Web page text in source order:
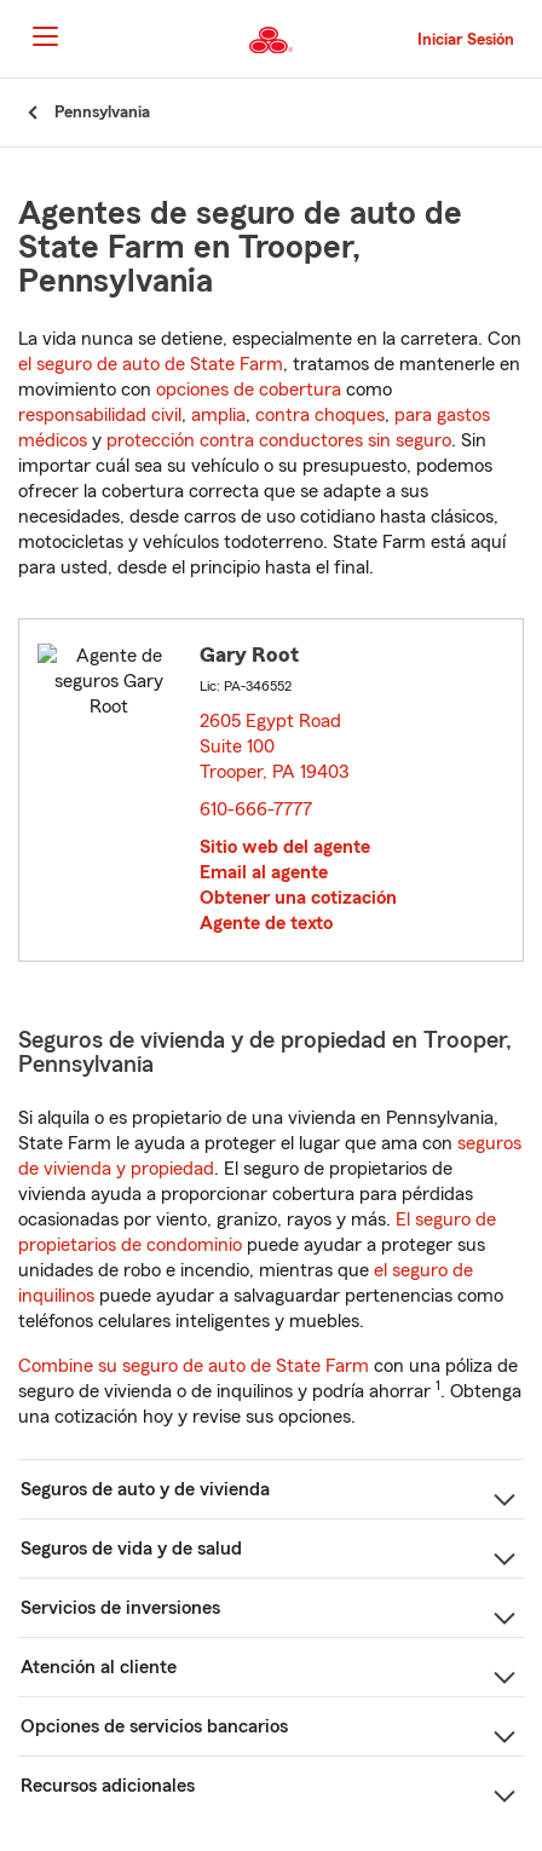
al
contenido
principal
Iniciar Sesión
Pennsylvania
Agentes de seguro de auto de
State Farm en Trooper,
Pennsylvania
La vida nunca se detiene, especialmente en la carretera. Con
el seguro de auto de State Farm, tratamos de mantenerle en
movimiento con opciones de cobertura como
responsabilidad civil , amplia, contra choques, para gastos
médicos y protección contra conductores sin seguro. Sin
importar cuál sea su vehículo o su presupuesto, podemos
ofrecer la cobertura correcta que se adapte a sus
necesidades, desde carros de uso cotidiano hasta clásicos,
motocicletas y vehículos todoterreno. State Farm está aquí
para usted, desde el principio hasta el final.
Gary Root
Lic: PA-346552
2605 Egypt Road
Suite 100
Trooper, PA 19403
610-666-7777
Sitio web del agente
Email al agente
Obtener una cotización
Agente de texto
Seguros de vivienda y de propiedad en Trooper,
Pennsylvania
Si alquila o es propietario de una vivienda en Pennsylvania,
State Farm le ayuda a proteger el lugar que ama con seguros
de vivienda y propiedad. El seguro de propietarios de
vivienda ayuda a proporcionar cobertura para pérdidas
ocasionadas por viento, granizo, rayos y más. El seguro de
propietarios de condominio puede ayudar a proteger sus
unidades de robo e incendio, mientras que el seguro de
inquilinos puede ayudar a salvaguardar pertenencias como
teléfonos celulares inteligentes y muebles.
Combine su seguro de auto de State Farm con una póliza de
seguro de vivienda o de inquilinos y podría ahorrar 1. Obtenga
una cotización hoy y revise sus opciones.
Seguros de auto y de vivienda
Seguros de vida y de salud
Servicios de inversiones
Atención al cliente
Opciones de servicios bancarios
Recursos adicionales